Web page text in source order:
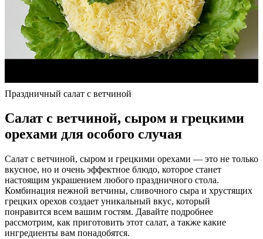
Праздничный салат с ветчиной
Салат с ветчиной, сыром и грецкими
орехами для особого случая
Салат с ветчиной, сыром и грецкими орехами — это не только
вкусное, но и очень эффектное блюдо, которое станет
настоящим украшением любого праздничного стола.
Комбинация нежной ветчины, сливочного сыра и хрустящих
грецких орехов создает уникальный вкус, который
понравится всем вашим гостям. Давайте подробнее
рассмотрим, как приготовить этот салат, а также какие
ингредиенты вам понадобятся.